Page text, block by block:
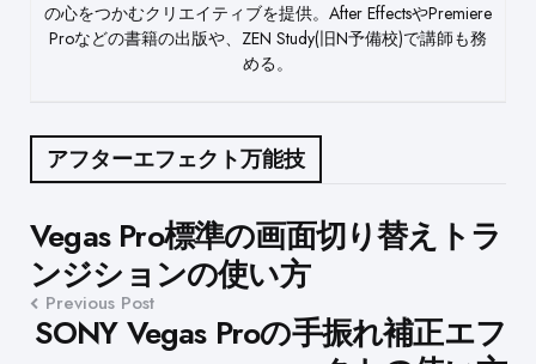
の心をつかむクリエイティブを提供。After EffectsやPremiere
Proなどの書籍の出版や、ZEN Study(旧N予備校)で講師も務
める。
アフターエフェクト万能技
Post
navigation
Vegas Pro標準の画面切り替えトラ
ンジションの使い方
Previous Post
SONY Vegas Proの手振れ補正エフ